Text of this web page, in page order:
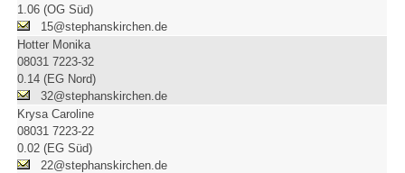
1.06 (OG Süd)
15@stephanskirchen.de
Hotter Monika
08031 7223-32
0.14 (EG Nord)
32@stephanskirchen.de
Krysa Caroline
08031 7223-22
0.02 (EG Süd)
22@stephanskirchen.de